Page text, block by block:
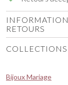
RETOURS
COLLECTIONS
Bijoux Mariage